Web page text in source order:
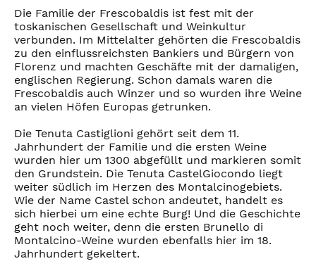
Die Familie der Frescobaldis ist fest mit der
toskanischen Gesellschaft und Weinkultur
verbunden. Im Mittelalter gehörten die Frescobaldis
zu den einflussreichsten Bankiers und Bürgern von
Florenz und machten Geschäfte mit der damaligen,
englischen Regierung. Schon damals waren die
Frescobaldis auch Winzer und so wurden ihre Weine
an vielen Höfen Europas getrunken.
Die Tenuta Castiglioni gehört seit dem 11.
Jahrhundert der Familie und die ersten Weine
wurden hier um 1300 abgefüllt und markieren somit
den Grundstein. Die Tenuta CastelGiocondo liegt
weiter südlich im Herzen des Montalcinogebiets.
Wie der Name Castel schon andeutet, handelt es
sich hierbei um eine echte Burg! Und die Geschichte
geht noch weiter, denn die ersten Brunello di
Montalcino-Weine wurden ebenfalls hier im 18.
Jahrhundert gekeltert.